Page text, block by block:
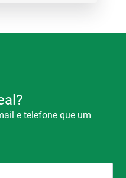
e telefone que um